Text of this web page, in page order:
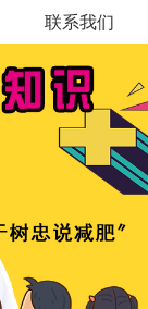
联系我们